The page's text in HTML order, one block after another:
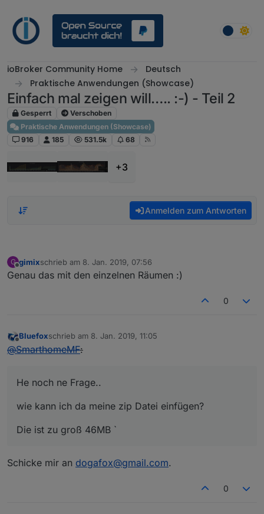
ioBroker Community Home
Deutsch
Praktische Anwendungen (Showcase)
Einfach mal zeigen will….. :-) - Teil 2
Gesperrt
Verschoben
Praktische Anwendungen (Showcase)
916
185 531.5k 68
+3
Anmelden zum Antworten
G gimixschrieb am 8. Jan. 2019, 07:56
zuletzt editiert von
Genau das mit den einzelnen Räumen :)
0
Offline
Bluefoxschrieb am 8. Jan. 2019, 11:05
zuletzt editiert von
@SmarthomeMF:
He noch ne Frage..
wie kann ich da meine zip Datei einfügen?
Die ist zu groß 46MB `
Schicke mir an dogafox@gmail.com.
0